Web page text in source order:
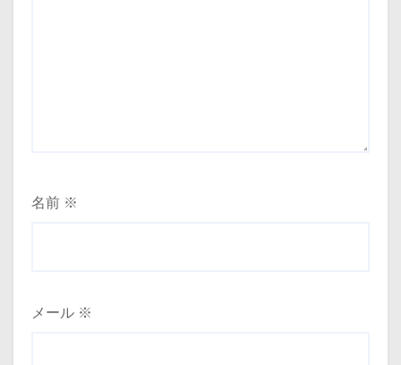
名前 ※
メール ※